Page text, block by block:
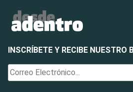
INSCRÍBETE Y RECIBE NUESTRO